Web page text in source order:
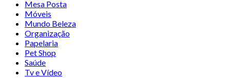
Mesa Posta
Móveis
Mundo Beleza
Organização
Papelaria
Pet Shop
Saúde
Tv e Vídeo